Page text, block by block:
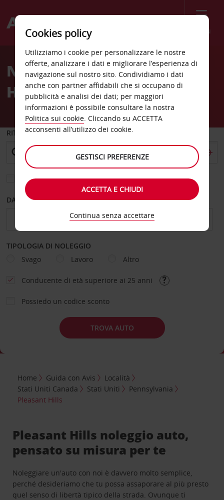
Menù
Welcome
AvisNoleggio auto Pleasant
Hills
RITIRO DA
Scegli una località di riconsegna diversa
DAL GIORNO AL GIORNO
TIPOLOGIA DI NOLEGGIO
Svago
Lavoro Altro
Conducente di età superiore ai 25 anni
Possiedo un codice sconto
TROVA AUTO
Home Guida con Avis
Località
Stati Uniti Canada
Stati Uniti
Pennsylvania
Pleasant Hills
Pleasant Hills noleggio auto,
pensato su misura per te
Noleggiare un'auto con noi è davvero molto semplice,
perché desideriamo che tu possa assaporare al più presto
quel senso di libertà tipico della strada. Ovunque ti
Cookies policy
Utilizziamo i cookie per personalizzare le nostre
offerte, analizzare i dati e migliorare l’esperienza di
navigazione sul nostro sito. Condividiamo i dati
anche con partner affidabili che si occupano di
pubblicità e analisi dei dati; per maggiori
informazioni è possibile consultare la nostra
Politica sui cookie. Cliccando su ACCETTA
acconsenti all’utilizzo dei cookie.
GESTISCI PREFERENZE
ACCETTA E CHIUDI
Continua senza accettare